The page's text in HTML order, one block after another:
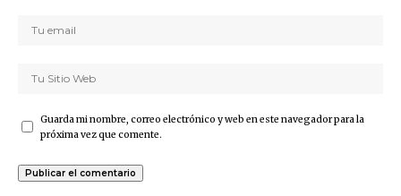
Guarda mi nombre, correo electrónico y web en este navegador para la
próxima vez que comente.